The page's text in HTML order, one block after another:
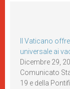
Il Vaticano
universale ai
Dicembre 29,
Comunicato
19 e della